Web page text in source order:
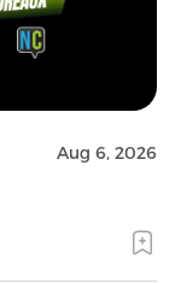
Aug 6, 2026